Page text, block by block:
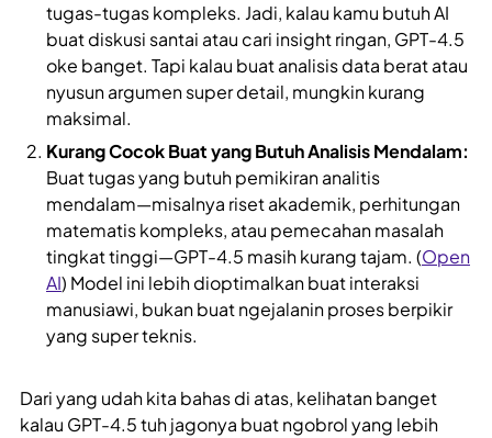
tugas-tugas kompleks. Jadi, kalau kamu butuh AI
buat diskusi santai atau cari insight ringan, GPT-4.5
oke banget. Tapi kalau buat analisis data berat atau
nyusun argumen super detail, mungkin kurang
maksimal.
Kurang Cocok Buat yang Butuh Analisis Mendalam:
Buat tugas yang butuh pemikiran analitis
mendalam—misalnya riset akademik, perhitungan
matematis kompleks, atau pemecahan masalah
tingkat tinggi—GPT-4.5 masih kurang tajam. (Open
AI) Model ini lebih dioptimalkan buat interaksi
manusiawi, bukan buat ngejalanin proses berpikir
yang super teknis.
Dari yang udah kita bahas di atas, kelihatan banget
kalau GPT-4.5 tuh jagonya buat ngobrol yang lebih